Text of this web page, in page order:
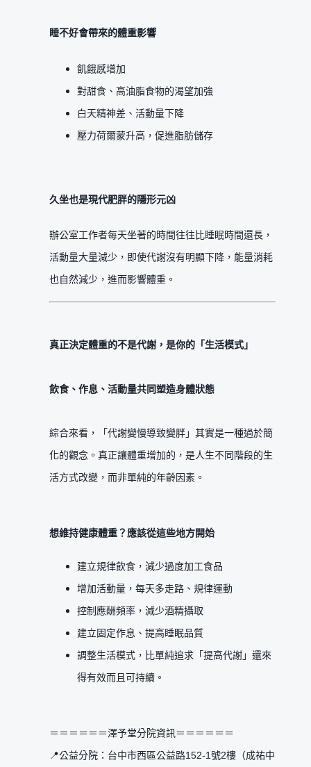
睡不好會帶來的體重影響
飢餓感增加
對甜食、高油脂食物的渴望加強
白天精神差、活動量下降
壓力荷爾蒙升高，促進脂肪儲存
久坐也是現代肥胖的隱形元凶
辦公室工作者每天坐著的時間往往比睡眠時間還長，
活動量大量減少，即使代謝沒有明顯下降，能量消耗
也自然減少，進而影響體重。
真正決定體重的不是代謝，是你的「生活模式」
飲食、作息、活動量共同塑造身體狀態
綜合來看，「代謝變慢導致變胖」其實是一種過於簡
化的觀念。真正讓體重增加的，是人生不同階段的生
活方式改變，而非單純的年齡因素。
想維持健康體重？應該從這些地方開始
建立規律飲食，減少過度加工食品
增加活動量，每天多走路、規律運動
控制應酬頻率，減少酒精攝取
建立固定作息、提高睡眠品質
調整生活模式，比單純追求「提高代謝」還來
得有效而且可持續。
＝＝＝＝＝＝澤予堂分院資訊＝＝＝＝＝＝
📍公益分院：台中市西區公益路152-1號2樓（成祐中